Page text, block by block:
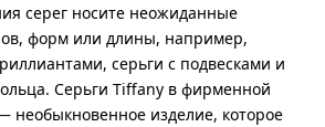
серег носите неожиданные
форм или длины, например,
серьги с подвесками и
Серьги Tiffany в фирменной
необыкновенное изделие, которое